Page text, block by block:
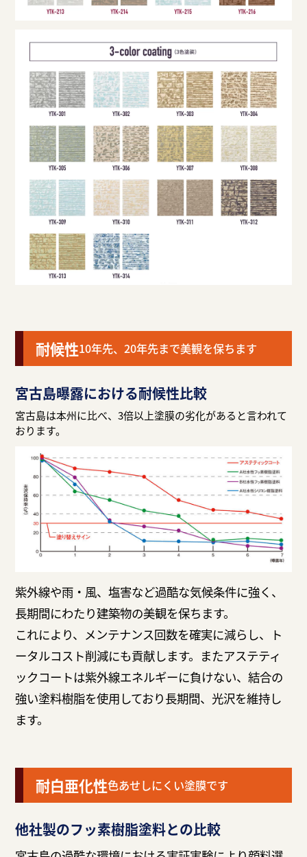
耐候性10年先、20年先まで美観を保ちます
宮古島曝露における耐候性比較
宮古島は本州に比べ、3倍以上塗膜の劣化があると言われて
おります。
紫外線や雨・風、塩害など過酷な気候条件に強く、
長期間にわたり建築物の美観を保ちます。
これにより、メンテナンス回数を確実に減らし、ト
ータルコスト削減にも貢献します。またアステティ
ックコートは紫外線エネルギーに負けない、結合の
強い塗料樹脂を使用しており長期間、光沢を維持し
ます。
耐白亜化性色あせしにくい塗膜です
他社製のフッ素樹脂塗料との比較